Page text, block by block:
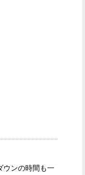
ウンの時間も一